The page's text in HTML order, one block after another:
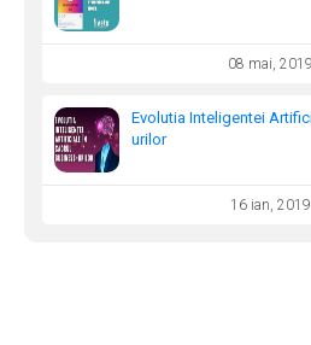
08 mai, 2019
Evolutia Inteligentei
urilor
16 ian, 2019